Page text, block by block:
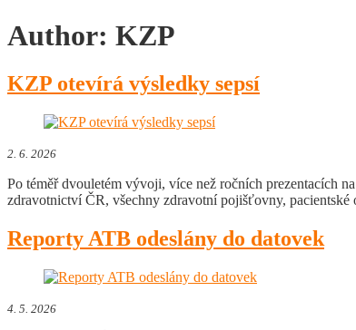
Author: KZP
KZP otevírá výsledky sepsí
2. 6. 2026
Po téměř dvouletém vývoji, více než ročních prezentacích
zdravotnictví ČR, všechny zdravotní pojišťovny,
Reporty ATB odeslány do datovek
4. 5. 2026